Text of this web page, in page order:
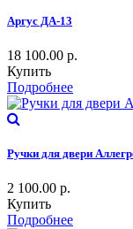
Аргус ДА-13
18 100.00 р.
Купить
Подробнее
Ручки для двери
2 100.00 р.
Купить
Подробнее